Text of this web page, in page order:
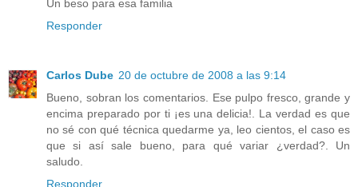
Un beso para esa familia
Responder
Carlos Dube 20 de octubre de 2008 a las 9:14
Bueno, sobran los comentarios. Ese pulpo fresco, grande y
encima preparado por ti ¡es una delicia!. La verdad es que
no sé con qué técnica quedarme ya, leo cientos, el caso es
que si así sale bueno, para qué variar ¿verdad?. Un
saludo.
Responder